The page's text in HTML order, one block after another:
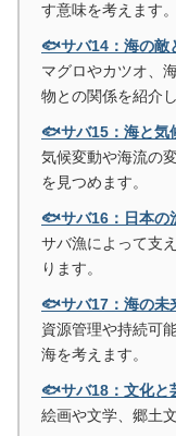
す意味を考えます。
🐟サバ14：海の
マグロやカツオ、
物との関係を紹介し
🐟サバ15：海と
気候変動や海流の
を見つめます。
🐟サバ16：日本
サバ漁によって支
ります。
🐟サバ17：海の
資源管理や持続可
海を考えます。
🐟サバ18：文化
絵画や文学、郷土